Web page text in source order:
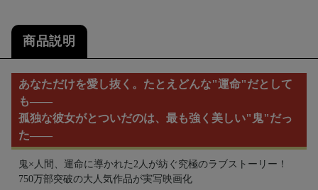
商品説明
あなただけを愛し抜く。たとえどんな"運命"だとして
も――
孤独な彼女がとついだのは、最も強く美しい"鬼"だっ
た――
鬼×人間、運命に導かれた2人が紡ぐ究極のラブストーリー！
750万部突破の大人気作品が実写映画化